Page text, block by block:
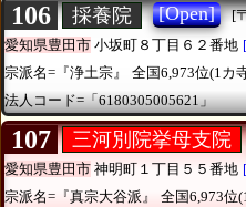
106 採養院 [Open]
[
愛知県豊田市 小坂町８丁目６２番地
宗派名=『浄土宗』
全国6,973位(1カ
法人コード=「6180305005621」
107 三河別院挙母支院
愛知県豊田市 神明町１丁目５５番地
宗派名=『真宗大谷派』
全国6,973位